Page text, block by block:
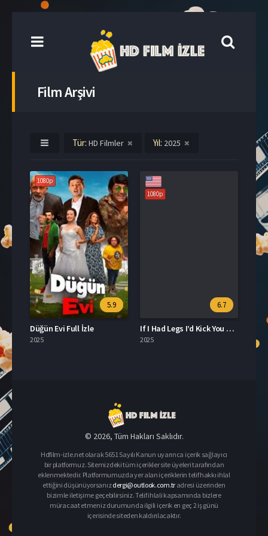
Film Arşivi
Tür: HD Filmler Yıl: 2025
1080p
5.9
Düğün Evi Full İzle
2025
1080p
6.7
If I Had Legs I’d Kick You Türkçe Dublaj İzle
2025
© 2026, Tüm Hakları Saklıdır.
Hdfilm-izle.net olarak 5651 Sayılı Kanun uyarınca içerik sağlayıcı
bir platformuz. Sitemizdeki tüm içerikler site üyeleri tarafından
eklenmektedir. Platformumuzda yer alan içeriklerin telif hakkı ihlal
ettiğini düşünüyorsanızdergi@outlook.com.tr adresi üzerinden
bizimle iletişime geçebilirsiniz. Telif ihlali kapsamında bizlere
müracaat etmeniz durumunda ilgili içerik en geç 2 iş günü
içerisinde siteden kaldırılacaktır.